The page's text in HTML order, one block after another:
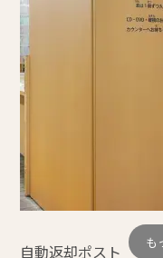
自動返却ポスト も